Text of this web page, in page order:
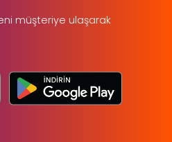
müşteriye ulaşarak